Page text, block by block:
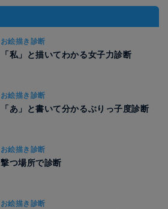
お絵描き診断
「私」と描いてわかる女子力診断
お絵描き診断
「あ」と書いて分かるぶりっ子度診断
お絵描き診断
撃つ場所で診断
お絵描き診断